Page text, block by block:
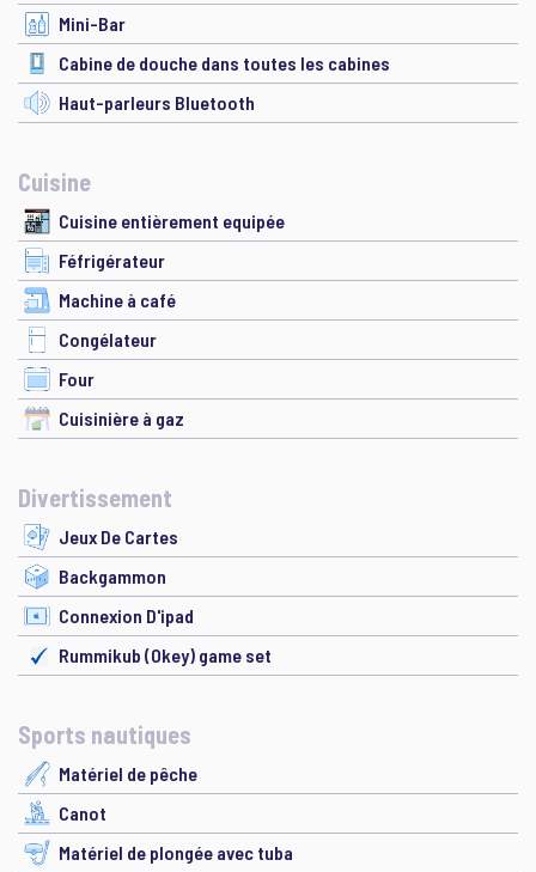
Mini-Bar
Cabine de douche dans toutes les cabines
Haut-parleurs Bluetooth
Cuisine
Cuisine entièrement equipée
Féfrigérateur
Machine à café
Congélateur
Four
Cuisinière à gaz
Divertissement
Jeux De Cartes
Backgammon
Connexion D'ipad
Rummikub (Okey) game set
Sports nautiques
Matériel de pêche
Canot
Matériel de plongée avec tuba